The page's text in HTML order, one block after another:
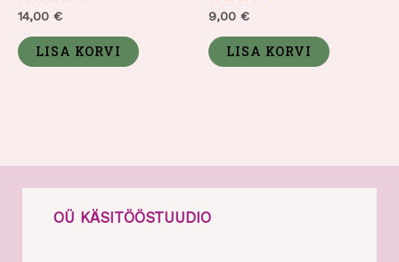
Hinnanguga
0
5
14,00 €
LISA KORVI
Hinnanguga
0
5
9,00 €
LISA KORVI
OÜ KÄSITÖÖSTUUDIO